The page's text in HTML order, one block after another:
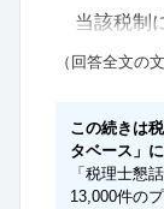
当該税制
（回答全文の
この続きは
タベース」
「税理士懇
13,000件の